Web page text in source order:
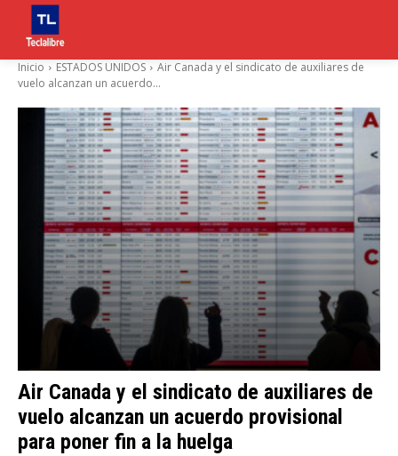
Inicio ESTADOS UNIDOS
Air Canada y el sindicato de auxiliares de
vuelo alcanzan un acuerdo...
Air Canada y el sindicato de auxiliares de
vuelo alcanzan un acuerdo provisional
para poner fin a la huelga